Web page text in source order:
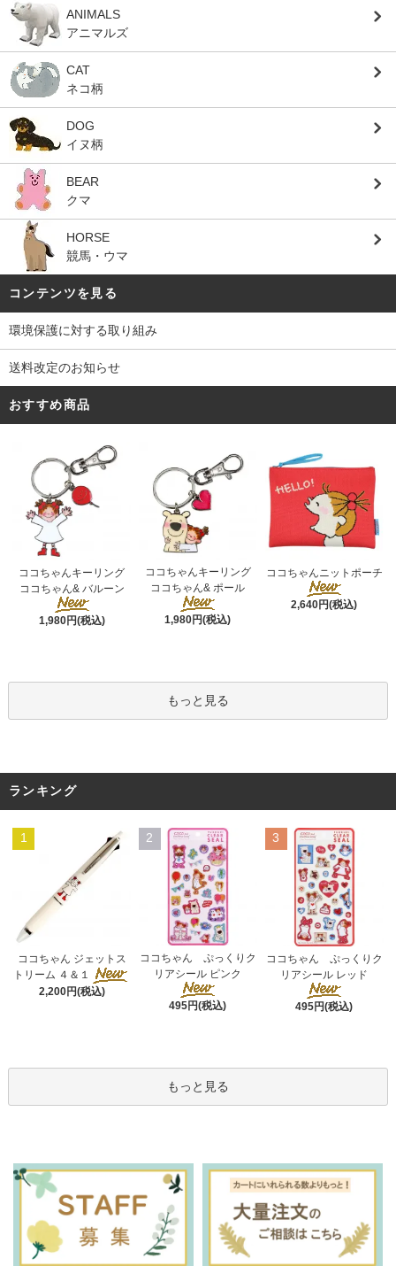
ANIMALS
アニマルズ
CAT
ネコ柄
DOG
イヌ柄
BEAR
クマ
HORSE
競馬・ウマ
コンテンツを見る
環境保護に対する取り組み
送料改定のお知らせ
おすすめ商品
ココちゃんキーリング
ココちゃん& バルーン
1,980円(税込)
ココちゃんキーリング
ココちゃん& ポール
1,980円(税込)
ココちゃんニットポーチ
2,640円(税込)
もっと見る
ランキング
1
ココちゃん ジェットス
トリーム ４＆１
2,200円(税込)
2
ココちゃん ぷっくりク
リアシール ピンク
495円(税込)
3
ココちゃん ぷっくりク
リアシール レッド
495円(税込)
もっと見る